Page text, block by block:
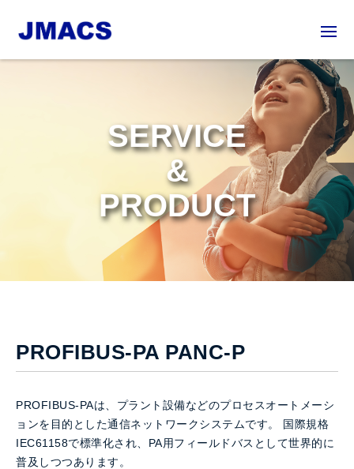
SERVICE
&
PRODUCT
PROFIBUS-PA PANC-P
PROFIBUS-PAは、プラント設備などのプロセスオートメーシ
ョンを目的とした通信ネットワークシステムです。 国際規格
IEC61158で標準化され、PA用フィールドバスとして世界的に
普及しつつあります。